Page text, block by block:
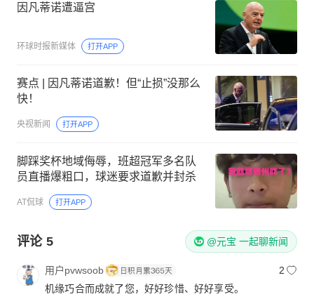
因凡蒂诺遭逼宫
环球时报新媒体 打开APP
赛点 | 因凡蒂诺道歉！但“止损”没那么
快！
央视新闻 打开APP
脚踩奖杯地域侮辱，班超冠军多名队
员直播爆粗口，球迷要求道歉并封杀
AT侃球 打开APP
评论 5 @元宝 一起聊新闻
用户pvwsoob
2
机缘巧合而成就了您，好好珍惜、好好享受。